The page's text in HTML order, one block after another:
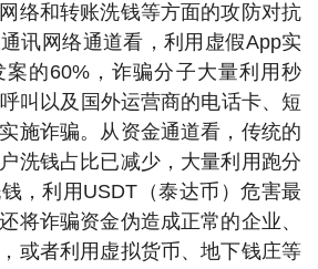
络和转账洗钱等方面的攻防对抗
讯网络通道看，利用虚假App实
的60%，诈骗分子大量利用秒
叫以及国外运营商的电话卡、短
施诈骗。从资金通道看，传统的
洗钱占比已减少，大量利用跑分
，利用USDT（泰达币）危害最
将诈骗资金伪造成正常的企业、
或者利用虚拟货币、地下钱庄等